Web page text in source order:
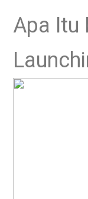
Apa Itu